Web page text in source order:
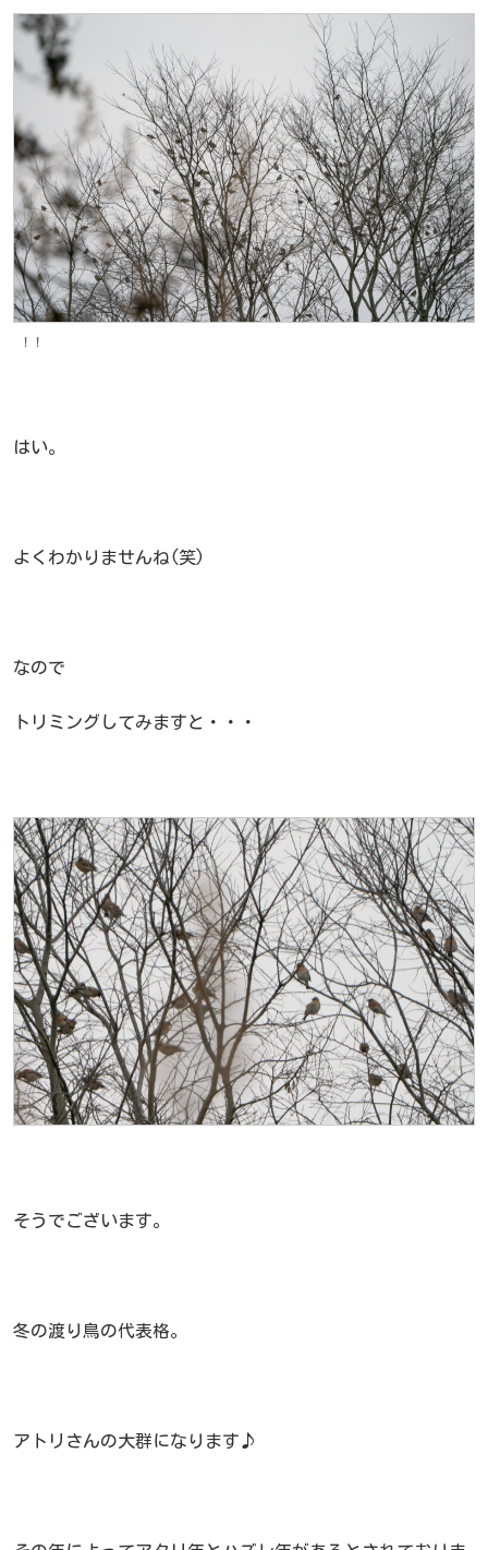
！！
はい。
よくわかりませんね(笑)
なので
トリミングしてみますと・・・
そうでございます。
冬の渡り鳥の代表格。
アトリさんの大群になります♪